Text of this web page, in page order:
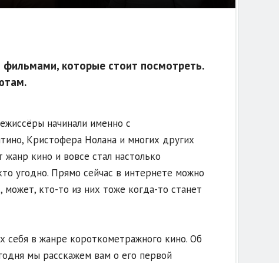
которые стоит посмотреть.
начинали именно с
Кристофера Нолана и многих других
кино и вовсе стал настолько
угодно. Прямо сейчас в интернете можно
кто-то из них тоже когда-то станет
в жанре короткометражного кино. Об
мы расскажем вам о его первой